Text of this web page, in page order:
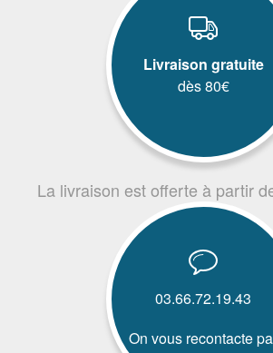
Livraison gratuite
dès 80€
La livraison est offerte à partir
03.66.72.19.43
On vous recontacte